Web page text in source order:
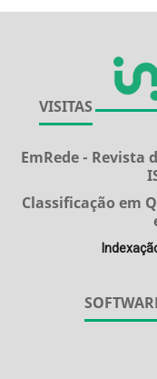
VISITAS
EmRede - Revista
Classificação em